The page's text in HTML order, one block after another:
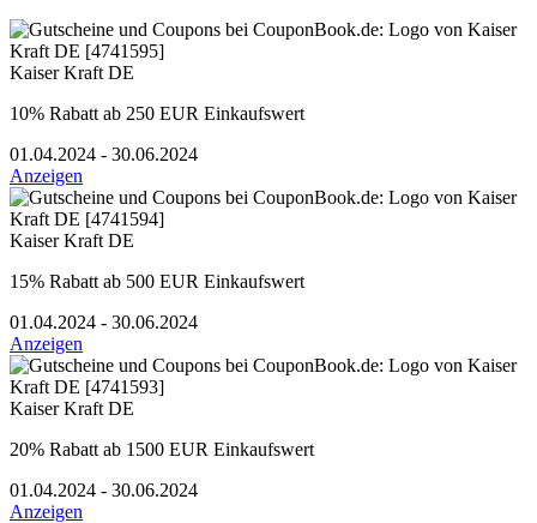
Kaiser Kraft DE
10% Rabatt ab 250 EUR Einkaufswert
01.04.2024 - 30.06.2024
Anzeigen
Kaiser Kraft DE
15% Rabatt ab 500 EUR Einkaufswert
01.04.2024 - 30.06.2024
Anzeigen
Kaiser Kraft DE
20% Rabatt ab 1500 EUR Einkaufswert
01.04.2024 - 30.06.2024
Anzeigen